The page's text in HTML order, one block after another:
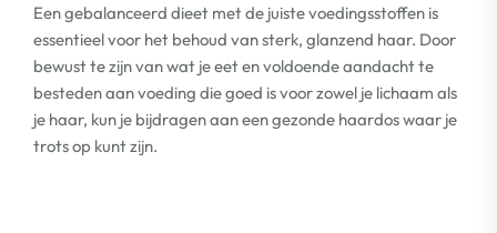
Een gebalanceerd dieet met de juiste voedingsstoffen is
essentieel voor het behoud van sterk, glanzend haar. Door
bewust te zijn van wat je eet en voldoende aandacht te
besteden aan voeding die goed is voor zowel je lichaam als
je haar, kun je bijdragen aan een gezonde haardos waar je
trots op kunt zijn.